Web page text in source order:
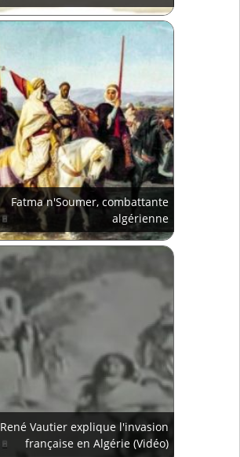
Fatma n'Soumer, combattante
algérienne
René Vautier explique l'invasion
française en Algérie (Vidéo)